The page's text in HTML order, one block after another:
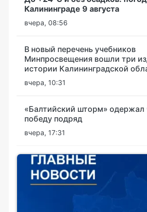
Калининграде 9 августа
вчера, 08:56
В новый перечень учебников
Минпросвещения вошли три
истории Калининградской
вчера, 10:31
«Балтийский шторм» одержал
победу подряд
вчера, 17:31